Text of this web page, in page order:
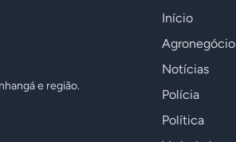
e região.
Início
Agronegócio
Notícias
Polícia
Política